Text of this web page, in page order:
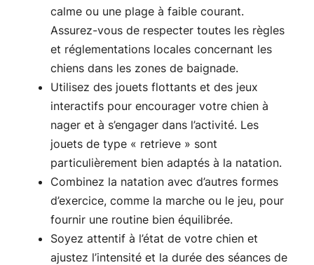
calme ou une plage à faible courant.
Assurez-vous de respecter toutes les règles
et réglementations locales concernant les
chiens dans les zones de baignade.
Utilisez des jouets flottants et des jeux
interactifs pour encourager votre chien à
nager et à s’engager dans l’activité. Les
jouets de type « retrieve » sont
particulièrement bien adaptés à la natation.
Combinez la natation avec d’autres formes
d’exercice, comme la marche ou le jeu, pour
fournir une routine bien équilibrée.
Soyez attentif à l’état de votre chien et
ajustez l’intensité et la durée des séances de